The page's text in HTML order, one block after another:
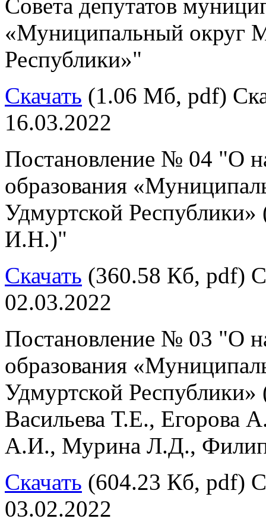
Совета депутатов
«Муниципальный округ
Республики»"
Скачать (1.06 Мб, pdf)
16.03.2022
Постановление № 04 "О
образования
Удмуртской
И.Н.)"
Скачать (360.58 Кб, pdf)
02.03.2022
Постановление № 03 "О
образования
Удмуртской
Васильева Т.Е., Егорова
А.И., Мурина Л.Д.,
Скачать (604.23 Кб, pdf)
03.02.2022